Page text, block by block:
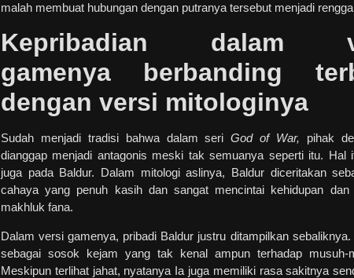
malah membuat hubungan dengan putranya tersebut menjadi
Kepribadian dalam
gamenya berbanding
dengan versi mitologinya
Sudah menjadi tradisi bahwa dalam seriGod of War, pihak
dianggap menjadi antagonis meski tak semuanya seperti itu. Hal
juga pada Baldur. Dalam mitologi aslinya, Baldur diceritakan
cahaya yang penuh kasih dan sangat mencintai kehidupan dan
makhluk fana.
Dalam versi gamenya, pribadi Baldur justru ditampilkan
sebagai sosok kejam yang tak kenal ampun terhadap musuh-
Meskipun terlihat jahat, nyatanya Ia juga memiliki rasa sakitnya